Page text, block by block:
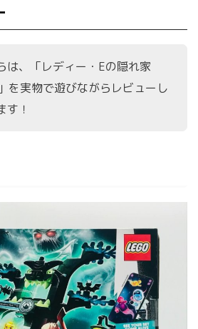
は、「レディー・Eの隠れ家
を実物で遊びながらレビューし
す！